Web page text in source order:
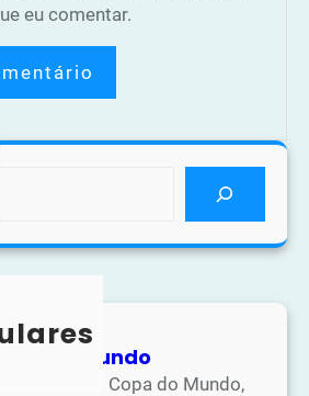
eu comentar.
do Mundo
da Copa do Mundo,